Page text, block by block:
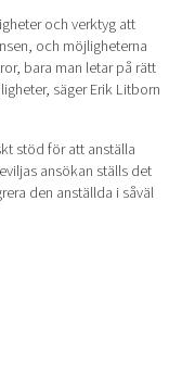
och verktyg att
och möjligheterna
bara man letar på rätt
säger Erik Litborn
stöd för att anställa
ansökan ställs det
den anställda i såväl